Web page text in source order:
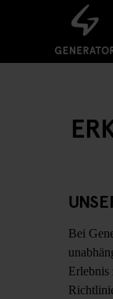
Bei
Erlebnis